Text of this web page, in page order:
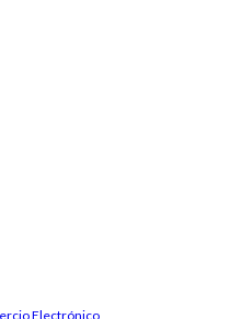
Electrónico